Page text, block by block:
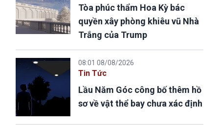
Tòa phúc thẩm Hoa Kỳ bác
quyền xây phòng khiêu vũ Nhà
Trắng của Trump
08:01 08/08/2026
Tin Tức
Lầu Năm Góc công bố thêm hồ
sơ về vật thể bay chưa xác định